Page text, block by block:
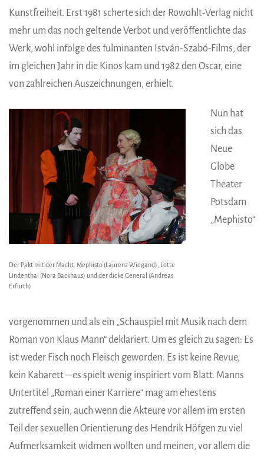
Kunstfreiheit. Erst 1981 scherte sich der Rowohlt-Verlag nicht
mehr um das noch geltende Verbot und veröffentlichte das
Werk, wohl infolge des fulminanten István-Szabó-Films, der
im gleichen Jahr in die Kinos kam und 1982 den Oscar, eine
von zahlreichen Auszeichnungen, erhielt.
Der Pakt mit der Macht: Mephisto (Laurenz Wiegand), Lotte
Lindenthal (Nora Backhaus) und der dicke General (Andreas
Erfurth)
Nun hat
sich das
Neue
Globe
Theater
Potsdam
„Mephisto“
vorgenommen und als ein „Schauspiel mit Musik nach dem
Roman von Klaus Mann“ deklariert. Um es gleich zu sagen: Es
ist weder Fisch noch Fleisch geworden. Es ist keine Revue,
kein Kabarett – es spielt wenig inspiriert vom Blatt. Manns
Untertitel „Roman einer Karriere“ mag am ehestens
zutreffend sein, auch wenn die Akteure vor allem im ersten
Teil der sexuellen Orientierung des Hendrik Höfgen zu viel
Aufmerksamkeit widmen wollten und meinen, vor allem die